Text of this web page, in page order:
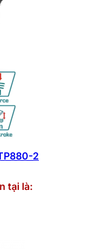
2
tại là: